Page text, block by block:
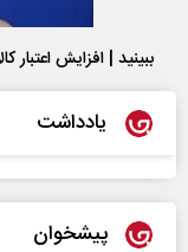
ببینید | افزایش
یادداشت
پیشخوان